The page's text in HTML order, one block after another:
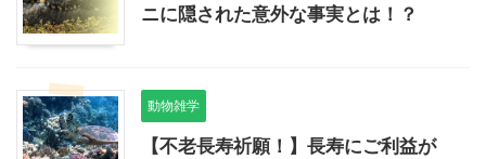
ニに隠された意外な事実とは！？
動物雑学
【不老長寿祈願！】長寿にご利益が